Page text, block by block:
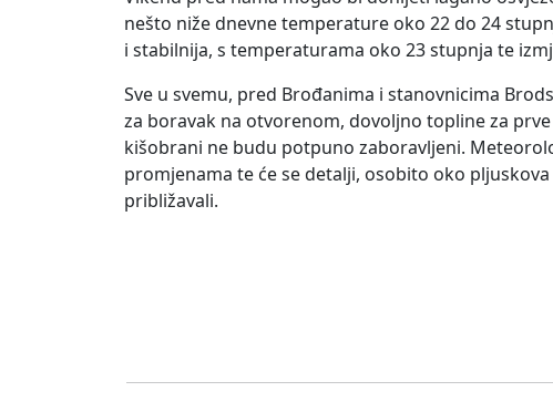
nešto niže dnevne temperature oko 22 do 24
i stabilnija, s temperaturama oko 23 stupnja te
Sve u svemu, pred Brođanima i stanovnicima
za boravak na otvorenom, dovoljno topline za
kišobrani ne budu potpuno zaboravljeni.
promjenama te će se detalji, osobito oko
približavali.